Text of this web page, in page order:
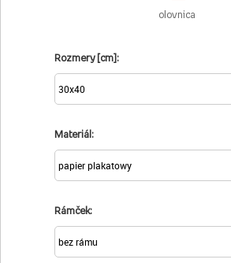
olovnica
Rozmery [cm]:
Materiál:
Rámček: